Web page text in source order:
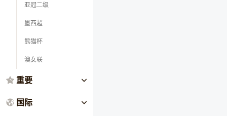
亚冠二级
墨西超
熊猫杯
澳女联
重要
国际